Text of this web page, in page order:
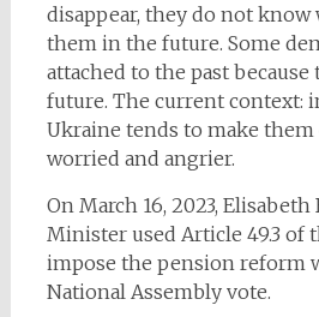
disappear, they do not
them in the future. Some
attached to the past because
future. The current context:
Ukraine tends to make them
worried and angrier.
On March 16, 2023,
Minister used Article 49.3 of
impose the pension reform
National Assembly vote.